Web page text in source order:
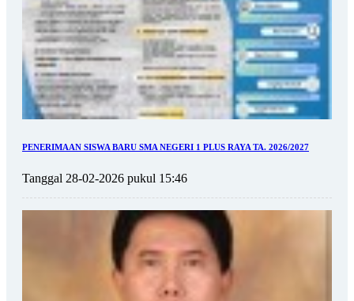
PENERIMAAN SISWA BARU SMA NEGERI 1 PLUS RAYA TA. 2026/2027
Tanggal 28-02-2026 pukul 15:46